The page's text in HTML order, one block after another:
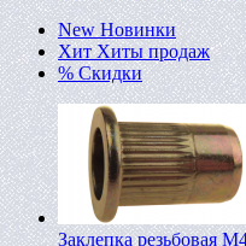
New Новинки
Хит Хиты продаж
% Скидки
Заклепка резьбовая